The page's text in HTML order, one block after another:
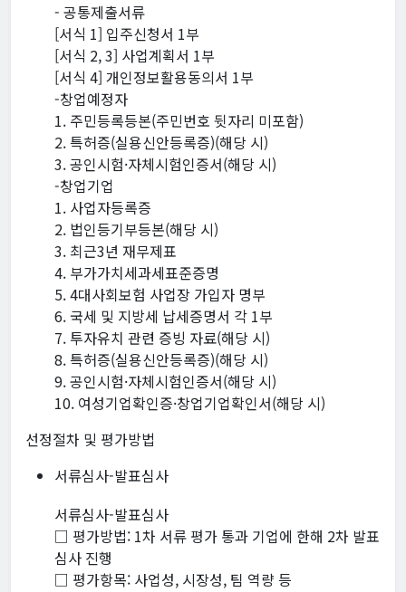
- 공통제출서류
[서식 1] 입주신청서 1부
[서식 2, 3] 사업계획서 1부
[서식 4] 개인정보활용동의서 1부
-창업예정자
1. 주민등록등본(주민번호 뒷자리 미포함)
2. 특허증(실용신안등록증)(해당 시)
3. 공인시험·자체시험인증서(해당 시)
-창업기업
1. 사업자등록증
2. 법인등기부등본(해당 시)
3. 최근3년 재무제표
4. 부가가치세과세표준증명
5. 4대사회보험 사업장 가입자 명부
6. 국세 및 지방세 납세증명서 각 1부
7. 투자유치 관련 증빙 자료(해당 시)
8. 특허증(실용신안등록증)(해당 시)
9. 공인시험·자체시험인증서(해당 시)
10. 여성기업확인증·창업기업확인서(해당 시)
선정절차 및 평가방법
서류심사-발표심사
서류심사-발표심사
□ 평가방법: 1차 서류 평가 통과 기업에 한해 2차 발표
심사 진행
□ 평가항목: 사업성, 시장성, 팀 역량 등